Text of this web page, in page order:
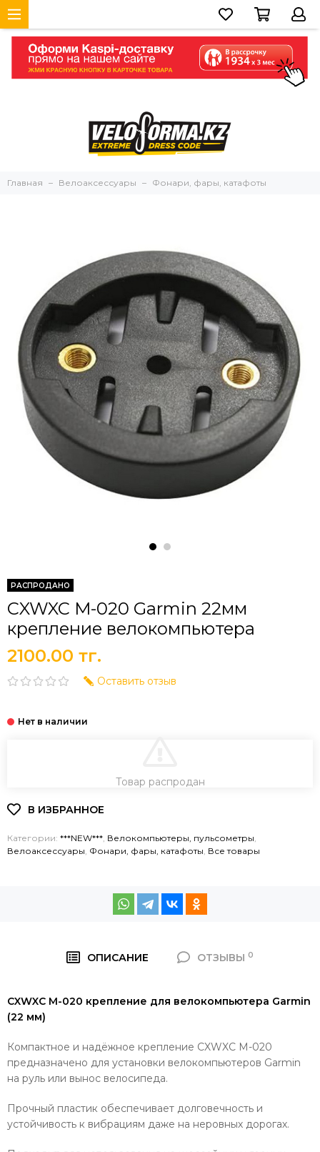
Главная Велоаксессуары Фонари, фары, катафоты
РАСПРОДАНО
CXWXC M-020 Garmin 22мм
крепление велокомпьютера
2100.00 тг.
Оставить отзыв
Товар распродан
Категории: ***NEW*** Велокомпьютеры, пульсометры
Велоаксессуары Фонари, фары, катафоты Все товары
ОПИСАНИЕ ОТЗЫВЫ 0
CXWXC M-020 крепление для велокомпьютера Garmin
(22 мм)
Компактное и надёжное крепление CXWXC M-020
предназначено для установки велокомпьютеров Garmin
на руль или вынос велосипеда.
Прочный пластик обеспечивает долговечность и
устойчивость к вибрациям даже на неровных дорогах.